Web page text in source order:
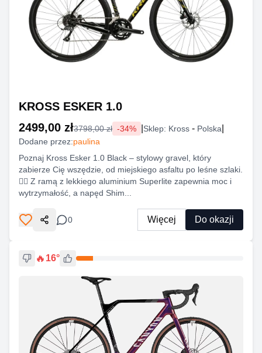
KROSS ESKER 1.0
2499,00 zł3798,00 zł -34% Sklep: Kross - Polska
Dodane przez:paulina
Poznaj Kross Esker 1.0 Black – stylowy gravel, który
zabierze Cię wszędzie, od miejskiego asfaltu po leśne szlaki.
🚴‍♂️ Z ramą z lekkiego aluminium Superlite zapewnia moc i
wytrzymałość, a napęd Shim...
Udostępnij
0 Więcej Do okazji
🔥 16°